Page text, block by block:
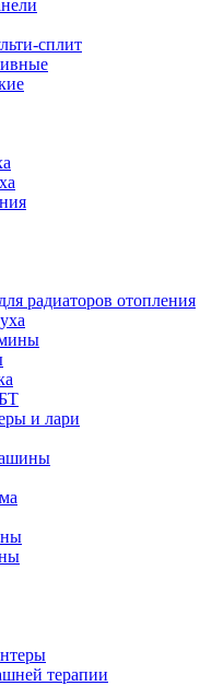
сплит
радиаторов отопления
и лари
терапии